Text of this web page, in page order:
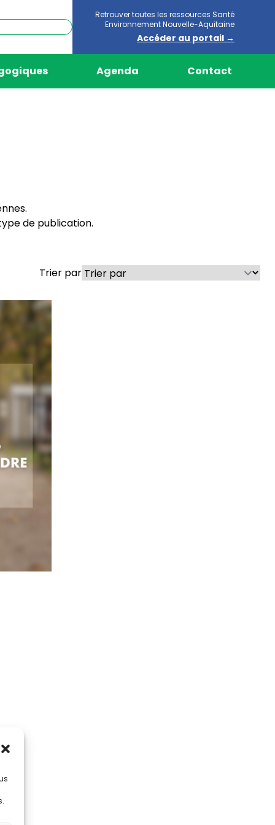
Retrouver toutes les ressources Santé
Environnement Nouvelle-Aquitaine
Accéder au portail →
Agenda Contact
de publication.
Trier par